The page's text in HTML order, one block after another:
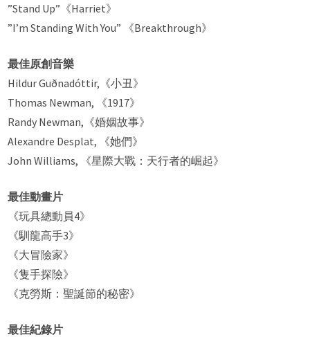
”Stand Up”《Harriet》
”I’m Standing With You” 《Breakthrough》
最佳原創音樂
Hildur Guðnadóttir,《小丑》
Thomas Newman, 《1917》
Randy Newman,《婚姻故事》
Alexandre Desplat, 《她們》
John Williams, 《星際大戰：天行者的崛起》
最佳動畫片
《玩具總動員4》
《馴龍高手3》
《大冒險家》
《隻手探險》
《克勞斯：聖誕節的秘密》
最佳紀錄片